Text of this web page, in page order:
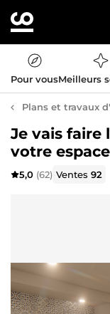
Pour vousMeilleurs
Plans et travaux
Je vais faire
votre espace
5,0 (62) Ventes92